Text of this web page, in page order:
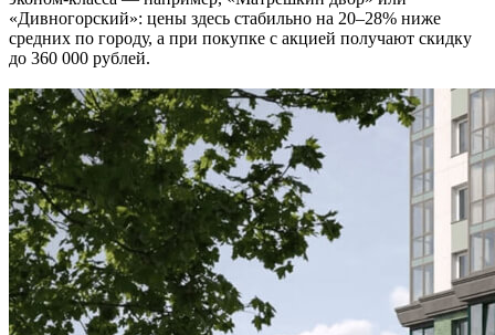
«Дивногорский»: цены здесь стабильно на 20–28% ниже
средних по городу, а при покупке с акцией получают скидку
до 360 000 рублей.